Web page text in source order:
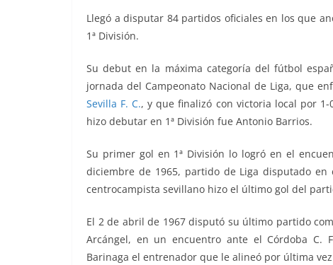
Llegó a disputar 84 partidos oficiales en los que
1ª División.
Su debut en la máxima categoría del fútbol
jornada del Campeonato Nacional de Liga, que
Sevilla F. C., y que finalizó con victoria local por
hizo debutar en 1ª División fue Antonio Barrios.
Su primer gol en 1ª División lo logró en el
diciembre de 1965, partido de Liga disputado
centrocampista sevillano hizo el último gol del
El 2 de abril de 1967 disputó su último partido
Arcángel, en un encuentro ante el Córdoba C.
Barinaga el entrenador que le alineó por última